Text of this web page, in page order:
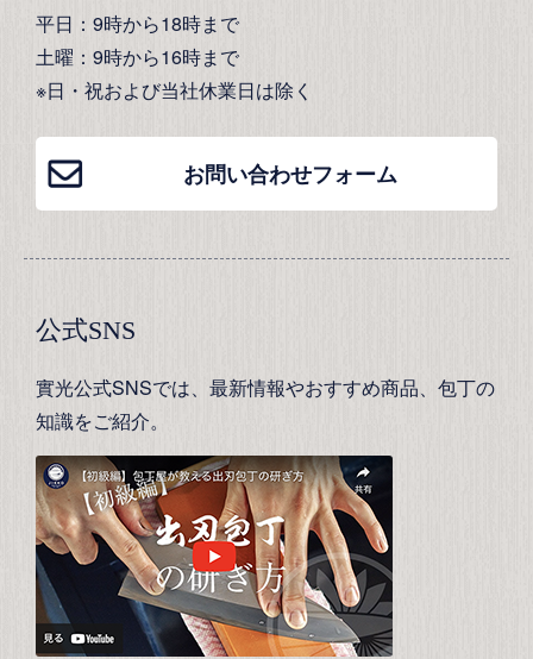
平日：9時から18時まで
土曜：9時から16時まで
※日・祝および当社休業日は除く
お問い合わせフォーム
公式SNS
實光公式SNSでは、最新情報やおすすめ商品、包丁の
知識をご紹介。